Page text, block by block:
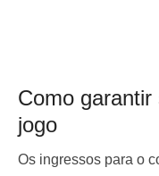
Como
jogo
Os ingressos para o